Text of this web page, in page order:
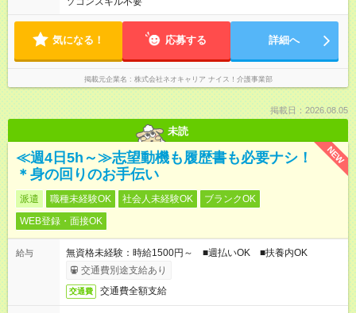
気になる！ 応募する 詳細へ
掲載元企業名 株式会社ネオキャリア ナイス！介護事業部
掲載日：2026.08.05
未読
NEW
≪週4日5h～≫志望動機も履歴書も必要ナシ！
＊身の回りのお手伝い
派遣 職種未経験OK 社会人未経験OK
ブランクOK
WEB登録・面接OK
給与
無資格未経験：時給1500円～ ■週払いOK ■扶養内OK
交通費別途支給あり
交通費 交通費全額支給